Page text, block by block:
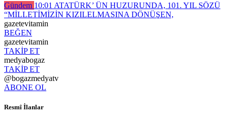
Gündem 10:01 ATATÜRK’ ÜN HUZURUNDA, 101. YIL SÖZÜ
“MİLLETİMİZİN KIZILELMASINA DÖNÜŞEN,
gazetevitamin
BEĞEN
gazetevitamin
TAKİP ET
medyabogaz
TAKİP ET
@bogazmedyatv
ABONE OL
Resmî İlanlar